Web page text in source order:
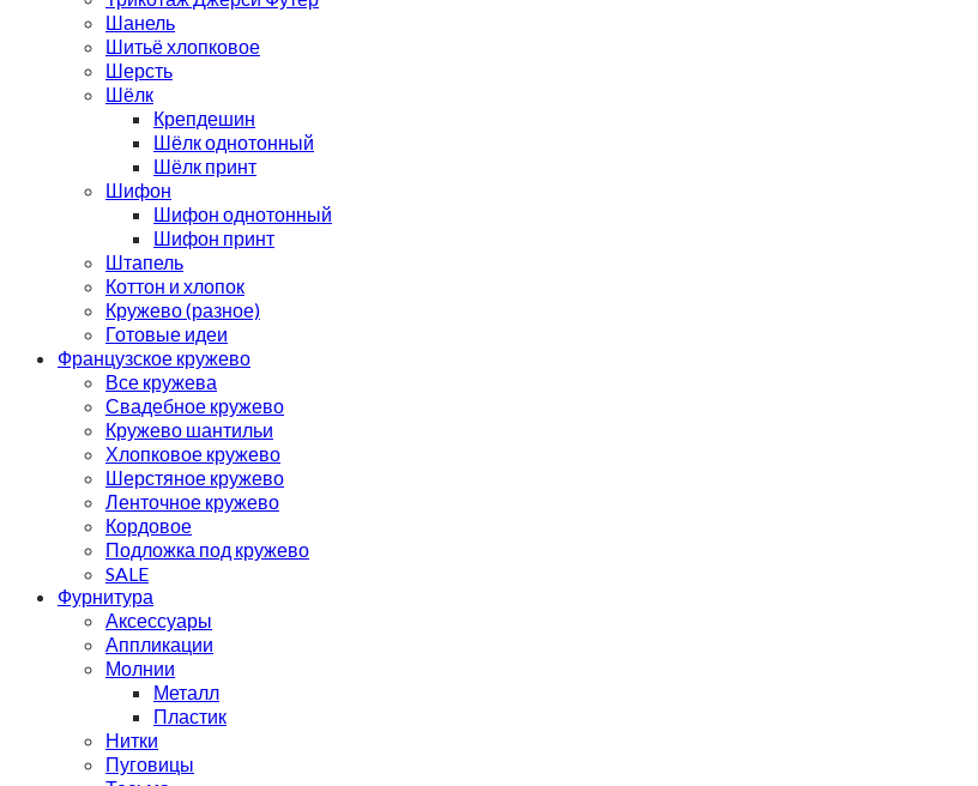
Шанель
Шитьё хлопковое
Шерсть
Шёлк
Крепдешин
Шёлк однотонный
Шёлк принт
Шифон
Шифон однотонный
Шифон принт
Штапель
Коттон и хлопок
Кружево (разное)
Готовые идеи
Французское кружево
Все кружева
Свадебное кружево
Кружево шантильи
Хлопковое кружево
Шерстяное кружево
Ленточное кружево
Кордовое
Подложка под кружево
SALE
Фурнитура
Аксессуары
Аппликации
Молнии
Металл
Пластик
Нитки
Пуговицы